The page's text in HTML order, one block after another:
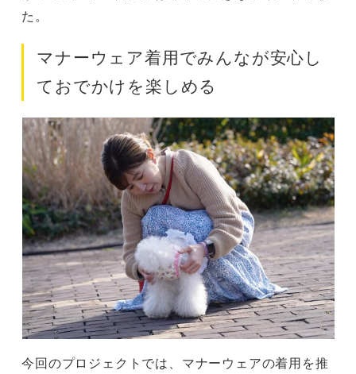
た。
マナーウェア着用でみんなが安心し
ておでかけを楽しめる
今回のプロジェクトでは、マナーウェアの着用を推